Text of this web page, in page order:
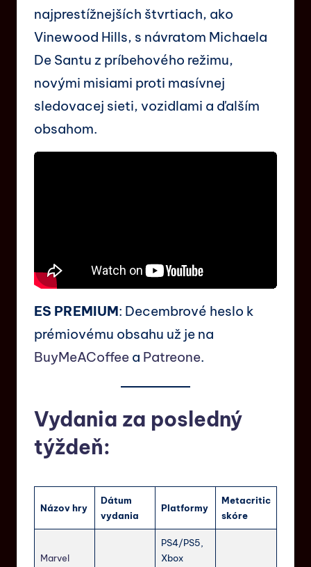
najprestížnejších štvrtiach, ako
Vinewood Hills, s návratom Michaela
De Santu z príbehového režimu,
novými misiami proti masívnej
sledovacej sieti, vozidlami a ďalším
obsahom.
ES PREMIUM: Decembrové heslo k
prémiovému obsahu už je na
BuyMeACoffee a Patreone.
Vydania za posledný
týždeň:
Názov hry
Dátum
vydania
Platformy
Metacritic
skóre
Marvel
PS4/PS5,
Xbox